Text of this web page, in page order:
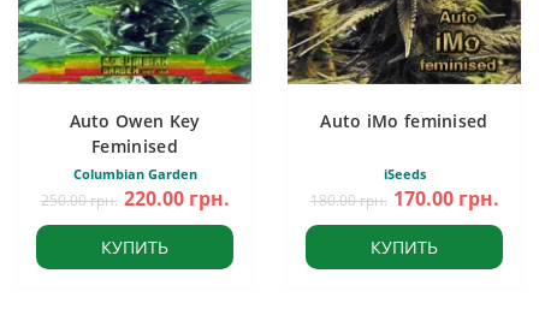
Auto Owen Key
Feminised
Columbian Garden
250.00 грн. 220.00 грн.
КУПИТЬ
Auto iMo feminised
iSeeds
180.00 грн. 170.00 грн.
КУПИТЬ